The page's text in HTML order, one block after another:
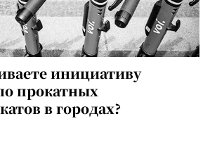
инициативу
прокатных
в городах?